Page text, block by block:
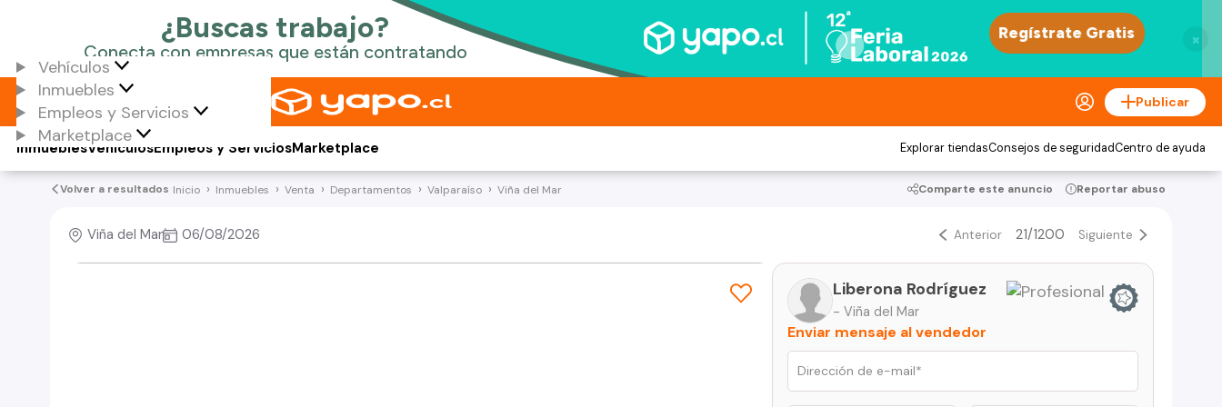
×
Vehículos
Inmuebles
Empleos y Servicios
Marketplace
Publicar
Vehículos
Inmuebles Empleos y ServiciosMarketplace Explorar tiendasConsejos de seguridadCentro de ayuda
Volver a resultados Inicio Inmuebles Venta Departamentos Valparaíso Viña del Mar Comparte este anuncio Reportar abuso
Viña del Mar 06/08/2026 Anterior 21/1200 Siguiente
Liberona Rodríguez
- Viña del Mar
Enviar mensaje al vendedor